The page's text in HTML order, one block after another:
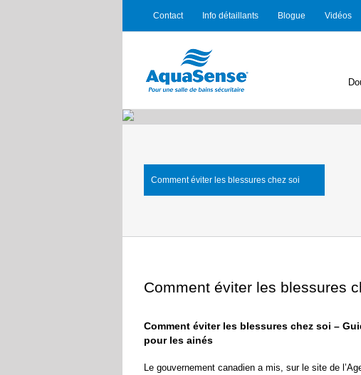
Contact Info détaillants Blogue Vidéos
Comment éviter les blessures chez soi
Comment éviter les blessures
Comment éviter les blessures chez soi –
pour les ainés
Le gouvernement canadien a mis, sur le site de